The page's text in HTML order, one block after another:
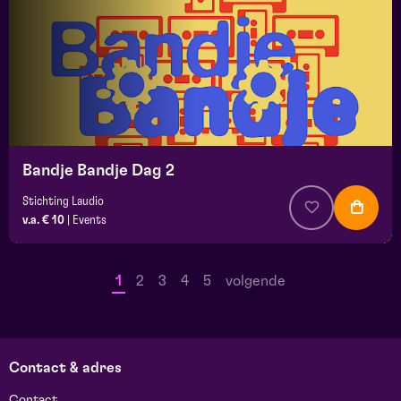
Bandje Bandje Dag 2
Stichting Laudio
v.a. € 10
Events
1 2 3 4 5 volgende
Contact & adres